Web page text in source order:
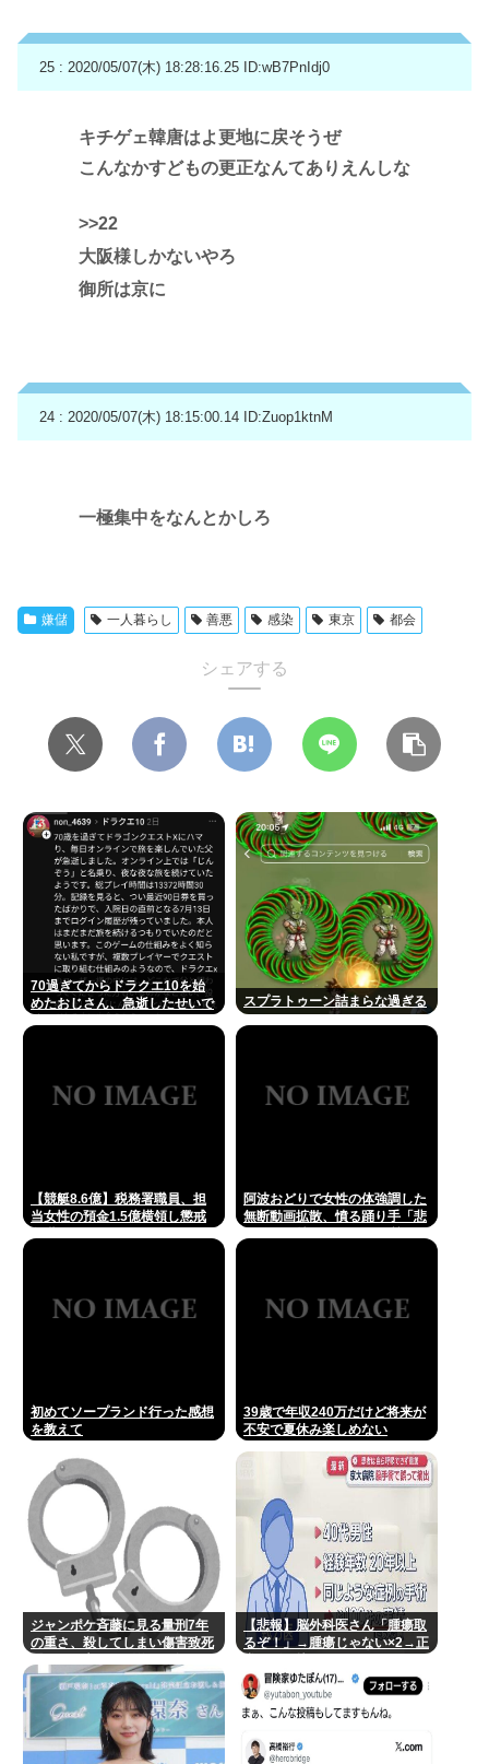
25 : 2020/05/07(木) 18:28:16.25 ID:wB7PnIdj0
キチゲェ韓唐はよ更地に戻そうぜ
こんなかすどもの更正なんてありえんしな
>>22
大阪様しかないやろ
御所は京に
24 : 2020/05/07(木) 18:15:00.14 ID:Zuop1ktnM
一極集中をなんとかしろ
嫌儲 一人暮らし 善悪 感染 東京 都会
シェアする
70過ぎてからドラクエ10を始
めたおじさん、急逝したせいで
スプラトゥーン詰まらな過ぎる
【競艇8.6億】税務署職員、担
当女性の預金1.5億横領し懲戒
阿波おどりで女性の体強調した
無断動画拡散、憤る踊り手「悲
初めてソープランド行った感想
を教えて
39歳で年収240万だけど将来が
不安で夏休み楽しめない
ジャンポケ斉藤に見る量刑7年
の重さ、殺してしまい傷害致死
話題
【悲報】脳外科医さん「腫瘍取
るぞ！」→腫瘍じゃない×2→正
出・・・・・・・・・